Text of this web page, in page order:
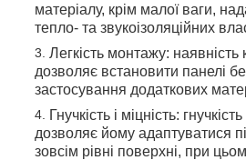
матеріалу, крім малої ваги,
тепло- та звукоізоляційних
Легкість монтажу:
дозволяє встановити панелі
застосування додаткових
Гнучкість і міцність:
дозволяє йому адаптуватися
зовсім рівні поверхні, при